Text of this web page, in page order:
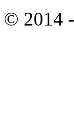
© 2014